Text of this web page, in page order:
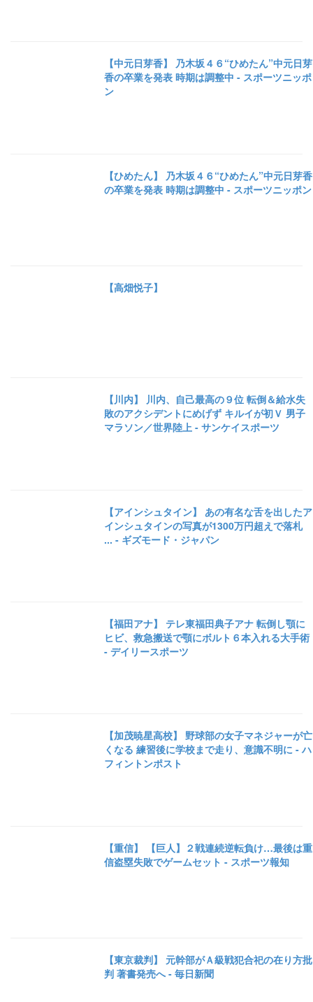
【中元日芽香】 乃木坂４６“ひめたん”中元日芽
香の卒業を発表 時期は調整中 - スポーツニッポ
ン
【ひめたん】 乃木坂４６“ひめたん”中元日芽香
の卒業を発表 時期は調整中 - スポーツニッポン
【高畑悦子】
【川内】 川内、自己最高の９位 転倒＆給水失
敗のアクシデントにめげず キルイが初Ｖ 男子
マラソン／世界陸上 - サンケイスポーツ
【アインシュタイン】 あの有名な舌を出したア
インシュタインの写真が1300万円超えで落札
... - ギズモード・ジャパン
【福田アナ】 テレ東福田典子アナ 転倒し顎に
ヒビ、救急搬送で顎にボルト６本入れる大手術
- デイリースポーツ
【加茂暁星高校】 野球部の女子マネジャーが亡
くなる 練習後に学校まで走り、意識不明に - ハ
フィントンポスト
【重信】 【巨人】２戦連続逆転負け…最後は重
信盗塁失敗でゲームセット - スポーツ報知
【東京裁判】 元幹部がＡ級戦犯合祀の在り方批
判 著書発売へ - 毎日新聞